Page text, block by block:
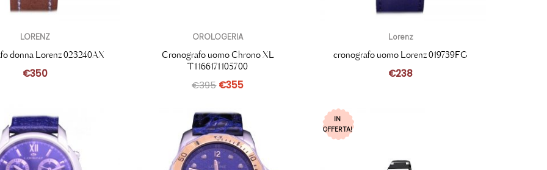
LORENZ
donna Lorenz 023240AX
€350
OROLOGERIA
Cronografo uomo Chrono XL
T1166171105700
€395 €355
Lorenz
cronografo uomo Lorenz 019739FG
€238
IN
OFFERTA!